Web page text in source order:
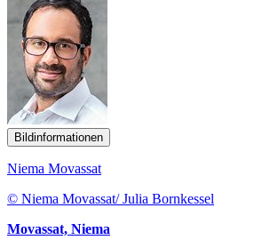
Bildinformationen
Niema Movassat
© Niema Movassat/ Julia Bornkessel
Movassat, Niema